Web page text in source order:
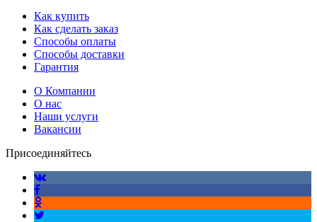
Как купить
Как сделать заказ
Способы оплаты
Способы доставки
Гарантия
О Компании
О нас
Наши услуги
Вакансии
Присоединяйтесь